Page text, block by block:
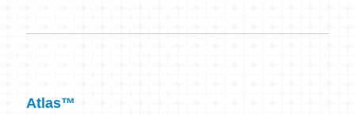
Atlas™